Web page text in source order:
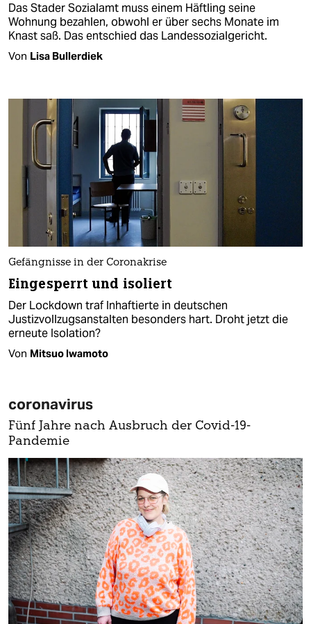
Das Stader Sozialamt muss einem Häftling seine
Wohnung bezahlen, obwohl er über sechs Monate im
Knast saß. Das entschied das Landessozialgericht.
Von Lisa Bullerdiek
Gefängnisse in der Coronakrise
Eingesperrt und isoliert
Der Lockdown traf Inhaftierte in deutschen
Justizvollzugsanstalten besonders hart. Droht jetzt die
erneute Isolation?
Von Mitsuo Iwamoto
coronavirus
Fünf Jahre nach Ausbruch der Covid-19-
Pandemie